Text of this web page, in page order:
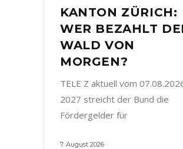
KANTON ZÜRICH:
WER BEZAHLT
WALD VON
MORGEN?
TELE Z aktuell vom
2027 streicht der Bund die
Fördergelder für
7. August 2026